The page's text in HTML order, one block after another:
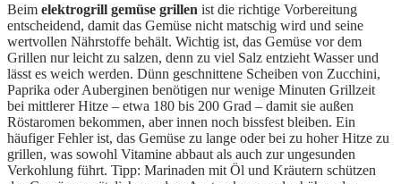
Beim elektrogrill gemüse grillen ist die richtige Vorbereitung
entscheidend, damit das Gemüse nicht matschig wird und seine
wertvollen Nährstoffe behält. Wichtig ist, das Gemüse vor dem
Grillen nur leicht zu salzen, denn zu viel Salz entzieht Wasser und
lässt es weich werden. Dünn geschnittene Scheiben von Zucchini,
Paprika oder Auberginen benötigen nur wenige Minuten Grillzeit
bei mittlerer Hitze – etwa 180 bis 200 Grad – damit sie außen
Röstaromen bekommen, aber innen noch bissfest bleiben. Ein
häufiger Fehler ist, das Gemüse zu lange oder bei zu hoher Hitze zu
grillen, was sowohl Vitamine abbaut als auch zur ungesunden
Verkohlung führt. Tipp: Marinaden mit Öl und Kräutern schützen